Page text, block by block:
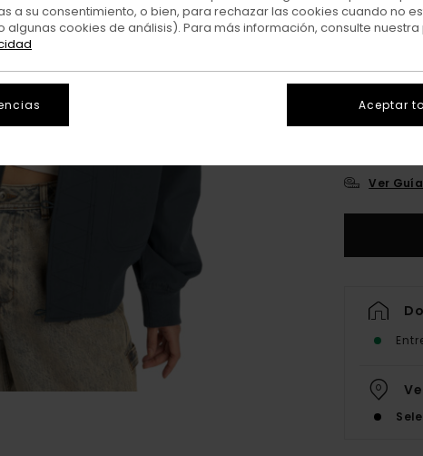
Ver
a su consentimiento, o bien, para rechazar las cookies cuando no
cookies de análisis). Para más información, consulte nuestra
Aceptar